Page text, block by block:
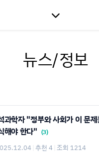
뉴스/정보
과학자 "정부와 사회가 이 문
해야 한다" (3)
추천 4 조회 1214